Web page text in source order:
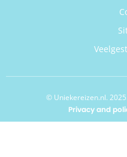
© Uniekereizen.nl.
Privacy and